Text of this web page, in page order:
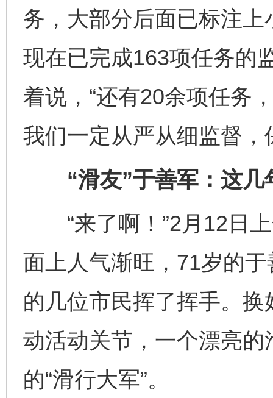
务，大部分后面已标注上
现在已完成163项任务的
着说，“还有20余项任务
我们一定从严从细监督，
“滑友”于善军：这几
“来了啊！”2月12日上
面上人气渐旺，71岁的
的几位市民挥了挥手。
动活动关节，一个漂亮
的“滑行大军”。